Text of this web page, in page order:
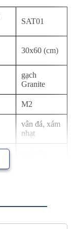
SAT01
30x60 (cm)
gạch
Granite
M2
vân đá, xám
nhạt